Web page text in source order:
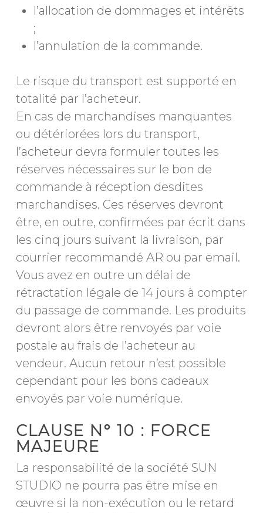
l’allocation de dommages et intérêts
;
l’annulation de la commande.
Le risque du transport est supporté en
totalité par l’acheteur.
En cas de marchandises manquantes
ou détériorées lors du transport,
l’acheteur devra formuler toutes les
réserves nécessaires sur le bon de
commande à réception desdites
marchandises. Ces réserves devront
être, en outre, confirmées par écrit dans
les cinq jours suivant la livraison, par
courrier recommandé AR ou par email.
Vous avez en outre un délai de
rétractation légale de 14 jours à compter
du passage de commande. Les produits
devront alors être renvoyés par voie
postale au frais de l’acheteur au
vendeur. Aucun retour n’est possible
cependant pour les bons cadeaux
envoyés par voie numérique.
CLAUSE N° 10 : FORCE
MAJEURE
La responsabilité de la société SUN
STUDIO ne pourra pas être mise en
œuvre si la non-exécution ou le retard